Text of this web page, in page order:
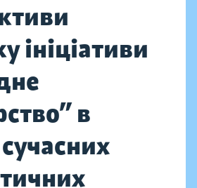
ініціативи
в